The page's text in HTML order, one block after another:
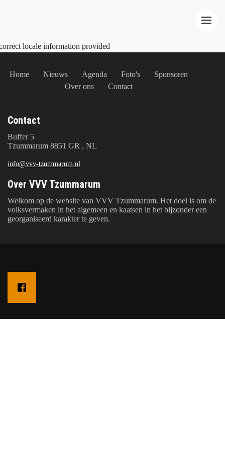
locale information provided
Home Nieuws Agenda Foto's
Sponsoren
Over ons
Contact
Contact
Buffer 5
Tzummarum 8851 GR , NL
info@vvv-tzummarum.nl
Over VVV Tzummarum
Welkom op de website van VVV Tzummarum. Het doel is om de
volksvermaken in het algemeen en kaatsen in het bijzonder een
georganiseerd karakter te geven.